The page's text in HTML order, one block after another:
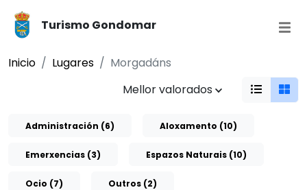
Turismo Gondomar
Inicio Lugares
Morgadáns
Mellor valorados
Administración (6) Aloxamento (10)
Emerxencias (3) Espazos Naturais (10)
Ocio (7) Outros (2)